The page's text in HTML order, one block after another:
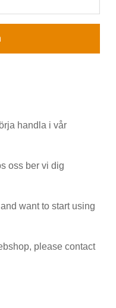
handla i vår
oss ber vi dig
want to start using
please contact